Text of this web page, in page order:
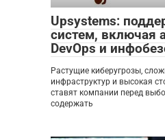
Upsystems:
систем, включая
DevOps и
Растущие киберугрозы,
инфраструктур и высокая
ставят компании перед
содержать